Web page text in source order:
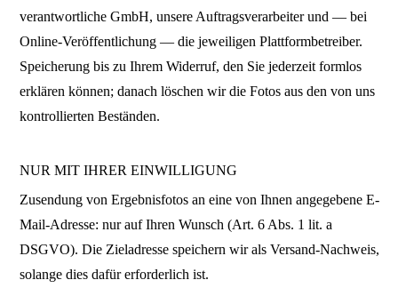
verantwortliche GmbH, unsere Auftragsverarbeiter und — bei
Online-Veröffentlichung — die jeweiligen Plattformbetreiber.
Speicherung bis zu Ihrem Widerruf, den Sie jederzeit formlos
erklären können; danach löschen wir die Fotos aus den von uns
kontrollierten Beständen.
NUR MIT IHRER EINWILLIGUNG
Zusendung von Ergebnisfotos an eine von Ihnen angegebene E-
Mail-Adresse: nur auf Ihren Wunsch (Art. 6 Abs. 1 lit. a
DSGVO). Die Zieladresse speichern wir als Versand-Nachweis,
solange dies dafür erforderlich ist.